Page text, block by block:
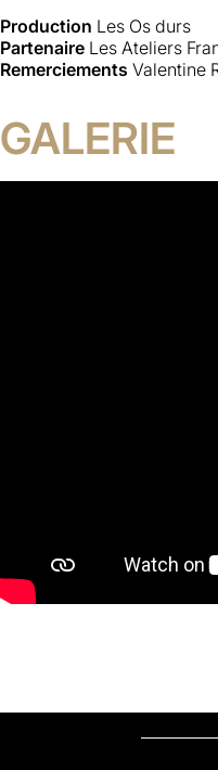
Production Les Os durs
Partenaire Les Ateliers
Remerciements Valentine
GALERIE